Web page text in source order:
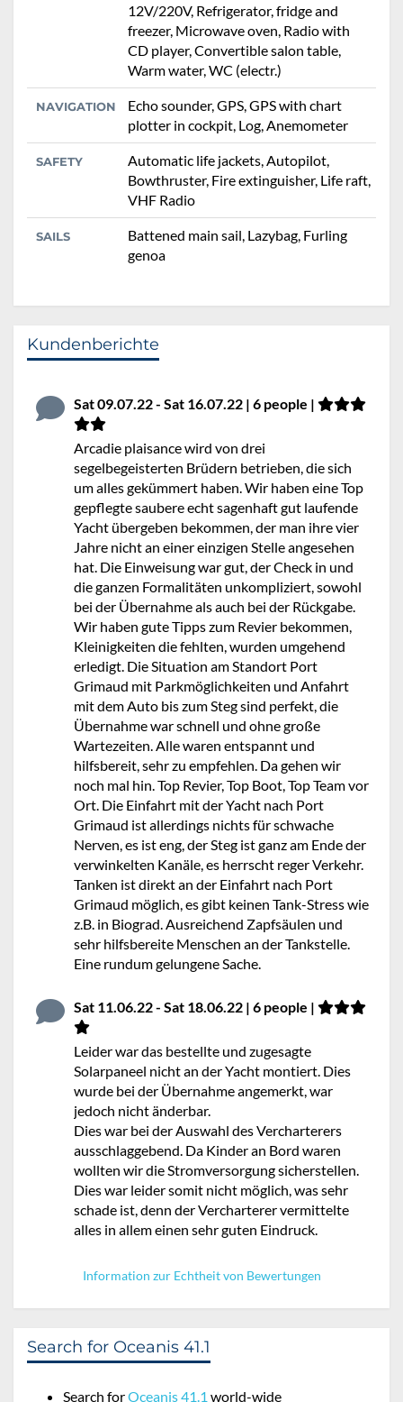
12V/220V, Refrigerator, fridge and
freezer, Microwave oven, Radio with
CD player, Convertible salon table,
Warm water, WC (electr.)
NAVIGATION
Echo sounder, GPS, GPS with chart
plotter in cockpit, Log, Anemometer
SAFETY
Automatic life jackets, Autopilot,
Bowthruster, Fire extinguisher, Life raft,
VHF Radio
SAILS
Battened main sail, Lazybag, Furling
genoa
Kundenberichte
Sat 09.07.22 - Sat 16.07.22 | 6 people |
Arcadie plaisance wird von drei
segelbegeisterten Brüdern betrieben, die sich
um alles gekümmert haben. Wir haben eine Top
gepflegte saubere echt sagenhaft gut laufende
Yacht übergeben bekommen, der man ihre vier
Jahre nicht an einer einzigen Stelle angesehen
hat. Die Einweisung war gut, der Check in und
die ganzen Formalitäten unkompliziert, sowohl
bei der Übernahme als auch bei der Rückgabe.
Wir haben gute Tipps zum Revier bekommen,
Kleinigkeiten die fehlten, wurden umgehend
erledigt. Die Situation am Standort Port
Grimaud mit Parkmöglichkeiten und Anfahrt
mit dem Auto bis zum Steg sind perfekt, die
Übernahme war schnell und ohne große
Wartezeiten. Alle waren entspannt und
hilfsbereit, sehr zu empfehlen. Da gehen wir
noch mal hin. Top Revier, Top Boot, Top Team vor
Ort. Die Einfahrt mit der Yacht nach Port
Grimaud ist allerdings nichts für schwache
Nerven, es ist eng, der Steg ist ganz am Ende der
verwinkelten Kanäle, es herrscht reger Verkehr.
Tanken ist direkt an der Einfahrt nach Port
Grimaud möglich, es gibt keinen Tank-Stress wie
z.B. in Biograd. Ausreichend Zapfsäulen und
sehr hilfsbereite Menschen an der Tankstelle.
Eine rundum gelungene Sache.
Sat 11.06.22 - Sat 18.06.22 | 6 people |
Leider war das bestellte und zugesagte
Solarpaneel nicht an der Yacht montiert. Dies
wurde bei der Übernahme angemerkt, war
jedoch nicht änderbar.
Dies war bei der Auswahl des Vercharterers
ausschlaggebend. Da Kinder an Bord waren
wollten wir die Stromversorgung sicherstellen.
Dies war leider somit nicht möglich, was sehr
schade ist, denn der Vercharterer vermittelte
alles in allem einen sehr guten Eindruck.
Information zur Echtheit von Bewertungen
Search for Oceanis 41.1
Search forOceanis 41.1 world-wide